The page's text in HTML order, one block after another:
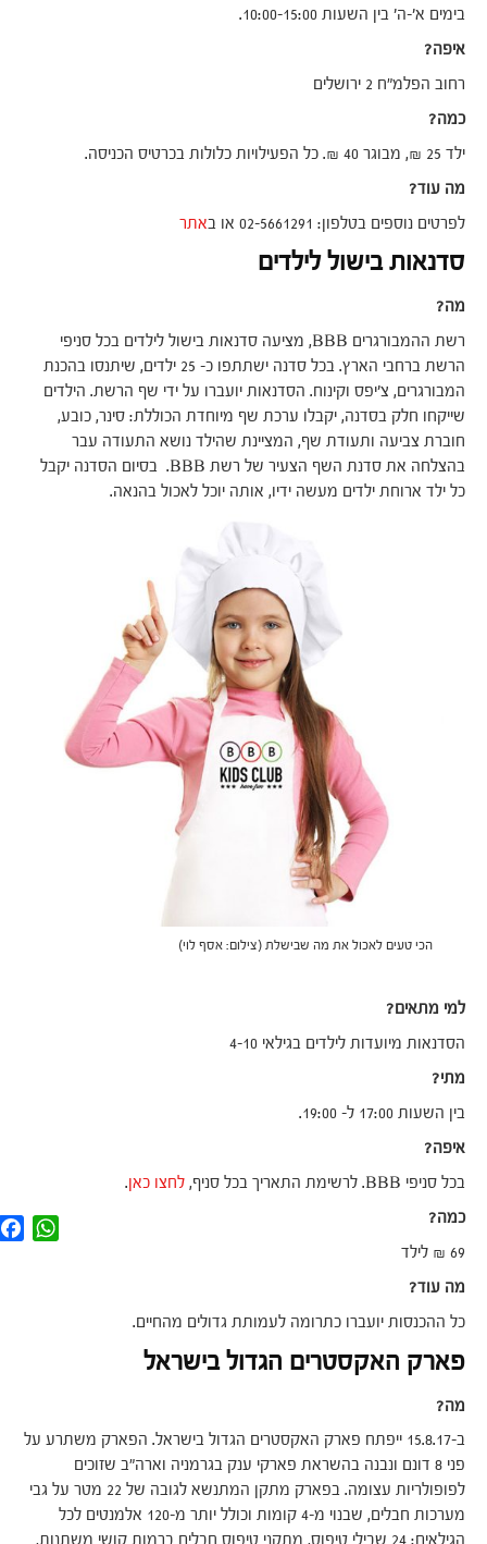
בימים א'-ה' בין השעות 10:00-15:00.
איפה?
רחוב הפלמ"ח 2 ירושלים
כמה?
ילד 25 ₪, מבוגר 40 ₪. כל הפעילויות כלולות בכרטיס הכניסה.
מה עוד?
לפרטים נוספים בטלפון: 02-5661291 או ב
אתר
סדנאות בישול לילדים
מה?
רשת ההמבורגרים BBB, מציעה סדנאות בישול לילדים בכל סניפי
הרשת ברחבי הארץ. בכל סדנה ישתתפו כ- 25 ילדים, שיתנסו בהכנת
המבורגרים, צ'יפס וקינוח. הסדנאות יועברו על ידי שף הרשת. הילדים
שייקחו חלק בסדנה, יקבלו ערכת שף מיוחדת הכוללת: סינר, כובע,
חוברת צביעה ותעודת שף, המציינת שהילד נושא התעודה עבר
בהצלחה את סדנת השף הצעיר של רשת BBB. בסיום הסדנה יקבל
כל ילד ארוחת ילדים מעשה ידיו, אותה יוכל לאכול בהנאה.
הכי טעים לאכול את מה שבישלת (צילום: אסף לוי)
למי מתאים?
הסדנאות מיועדות לילדים בגילאי 4-10
מתי?
בין השעות 17:00 ל- 19:00.
איפה?
בכל סניפי BBB. לרשימת התאריך בכל סניף,
לחצו כאן.
כמה?
69 ₪ לילד
מה עוד?
כל ההכנסות יועברו כתרומה לעמותת גדולים מהחיים.
פארק האקסטרים הגדול בישראל
מה?
ב-15.8.17 ייפתח פארק האקסטרים הגדול בישראל. הפארק משתרע על
פני 8 דונם ונבנה בהשראת פארקי ענק בגרמניה וארה"ב שזוכים
לפופולריות עצומה. בפארק מתקן המתנשא לגובה של 22 מטר על גבי
מערכות חבלים, שבנוי מ-4 קומות וכולל יותר מ-120 אלמנטים לכל
F
a
W
h